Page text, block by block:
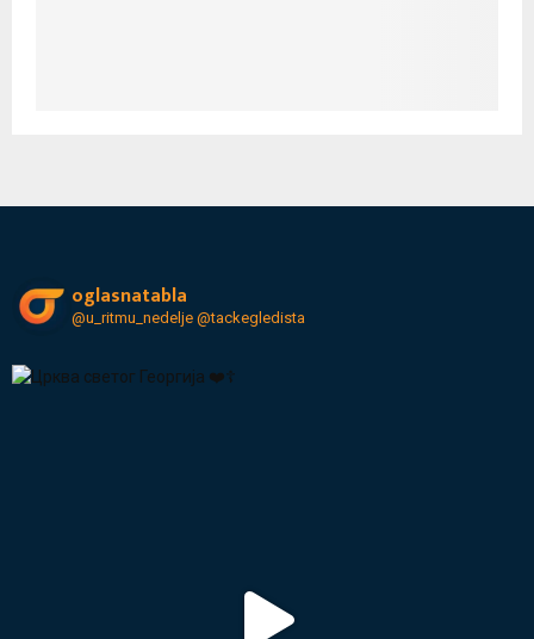
oglasnatabla
@u_ritmu_nedelje @tackegledista